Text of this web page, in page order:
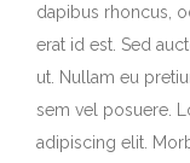
dapibus rhoncus,
erat id est. Sed
ut. Nullam eu
sem vel posuere.
adipiscing elit.